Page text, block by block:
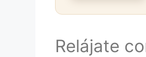
Relájate